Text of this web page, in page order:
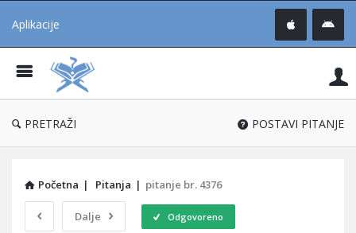
Aplikacije
®
PRETRAŽI POSTAVI PITANJE
Početna | Pitanja | pitanje br. 4376
Dalje Odgovoreno